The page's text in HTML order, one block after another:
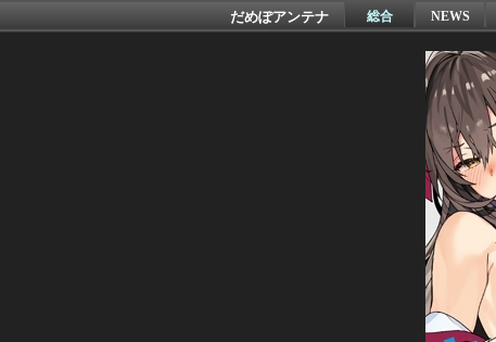
だめぽアンテナ 総合 NEWS